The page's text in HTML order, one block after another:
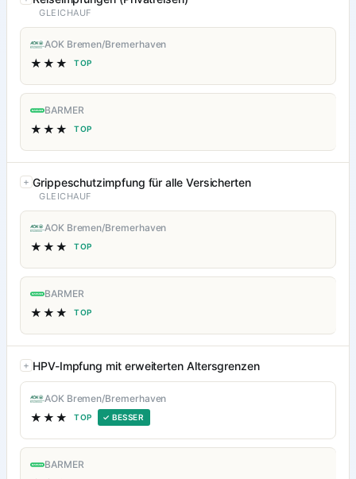
GLEICHAUF
AOK Bremen/Bremerhaven
★★★ TOP
BARMER
★★★ TOP
Grippeschutzimpfung für alle Versicherten
GLEICHAUF
AOK Bremen/Bremerhaven
★★★ TOP
BARMER
★★★ TOP
HPV-Impfung mit erweiterten Altersgrenzen
AOK Bremen/Bremerhaven
★★★ TOP ✓ BESSER
BARMER